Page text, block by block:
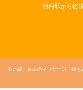
目白駅から徒
©池袋・目白のマッサージ「和も